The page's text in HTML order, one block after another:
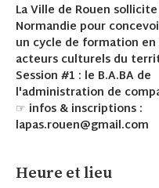
La Ville de Rouen sollicite
Normandie pour
un cycle de formation
acteurs culturels du
Session #1 : le B.A.BA de
l'administration de
☞ infos & inscriptions :
lapas.rouen@gmail.com
Heure et lieu